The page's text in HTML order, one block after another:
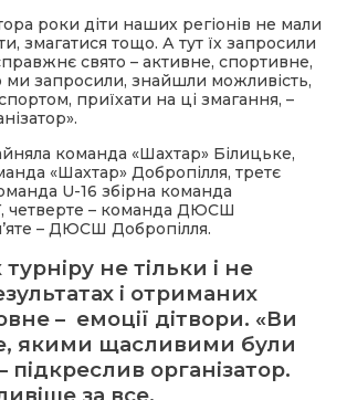
роки діти наших регіонів не мали
змагатися тощо. А тут їх запросили
свято – активне, спортивне,
ми запросили, знайшли можливість,
приїхати на ці змагання, –
команда «Шахтар» Білицьке,
«Шахтар» Добропілля, третє
U-16 збірна команда
четверте – команда ДЮСШ
– ДЮСШ Добропілля.
не тільки і не
і отриманих
– емоції дітвори. «Ви
якими щасливими були
підкреслив організатор.